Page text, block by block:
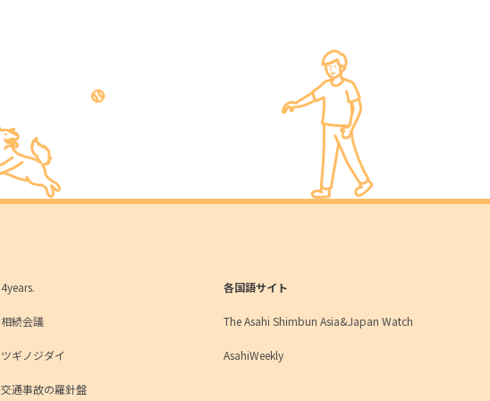
4years.
相続会議
ツギノジダイ
交通事故の羅針盤
各国語サイト
The Asahi Shimbun Asia&Japan Watch
AsahiWeekly